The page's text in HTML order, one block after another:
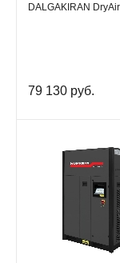
DALGAKIRAN
79 130 руб.